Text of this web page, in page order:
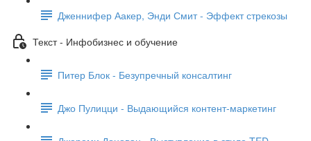
Дженнифер Аакер, Энди Смит - Эффект стрекозы
Текст - Инфобизнес и обучение
Питер Блок - Безупречный консалтинг
Джо Пулицци - Выдающийся контент-маркетинг